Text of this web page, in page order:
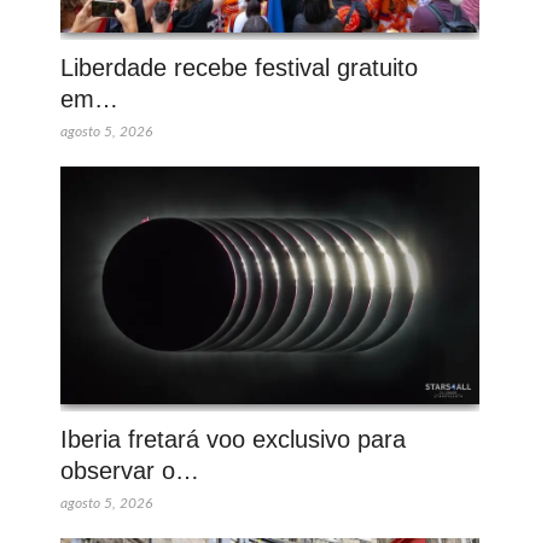
Liberdade recebe festival gratuito
em…
agosto 5, 2026
Iberia fretará voo exclusivo para
observar o…
agosto 5, 2026